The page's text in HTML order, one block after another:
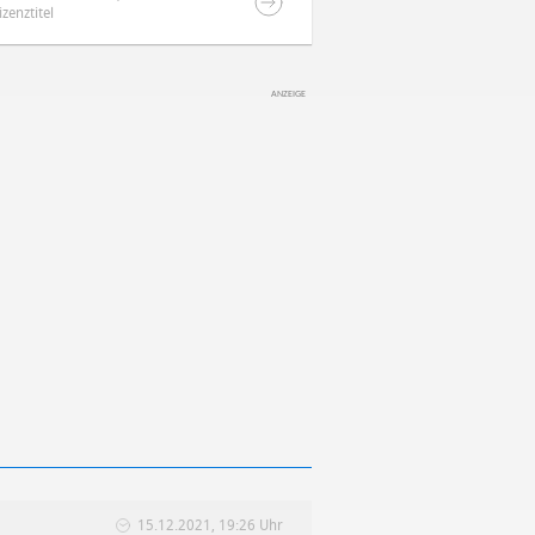
15.12.2021, 19:26 Uhr